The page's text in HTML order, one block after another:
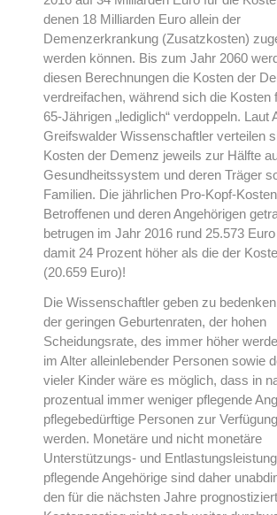
denen 18 Milliarden Euro allein der
Demenzerkrankung (Zusatzkosten)
werden können. Bis zum Jahr 2060
diesen Berechnungen die Kosten der
verdreifachen, während sich die Kosten
65-Jährigen „lediglich“ verdoppeln. Laut
Greifswalder Wissenschaftler verteilen
Kosten der Demenz jeweils zur Hälfte
Gesundheitssystem und deren Träger
Familien. Die jährlichen Pro-Kopf-
Betroffenen und deren Angehörigen
betrugen im Jahr 2016 rund 25.573
damit 24 Prozent höher als die der
(20.659 Euro)!
Die Wissenschaftler geben zu
der geringen Geburtenraten, der hohen
Scheidungsrate, des immer höher
im Alter alleinlebender Personen sowie
vieler Kinder wäre es möglich, dass in
prozentual immer weniger pflegende
pflegebedürftige Personen zur
werden. Monetäre und nicht monetäre
Unterstützungs- und
pflegende Angehörige sind daher
den für die nächsten Jahre